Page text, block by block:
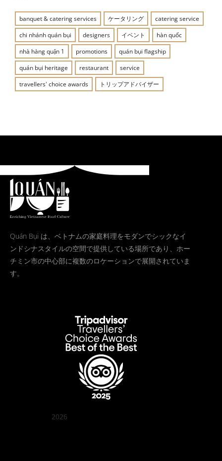
banquet & catering services ケータリング
catering service
chi nhánh quán bụi
designers イベント
hàn quốc
nhà hàng quận 1
promotions
quán bụi flagship
quán bụi heritage
restaurant
service
travellers' choice awards
トリップアドバイザー
Quán Bụi は、ベトナムの家庭料理をモダンでシックなイ
ンドシナスタイルの空間で提供している場所であり、ホー
チミン市の中心部に複数のロケーションで展開されていま
す。
2026